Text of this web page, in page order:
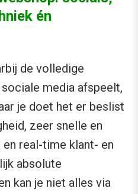
én
de volledige
media afspeelt,
je doet het er beslist
zeer snelle en
real-time klant- en
absolute
kan je niet alles via